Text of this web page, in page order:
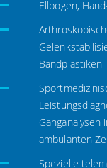
Ellbogen,
Bandplastiken
ambulanten
Spezielle